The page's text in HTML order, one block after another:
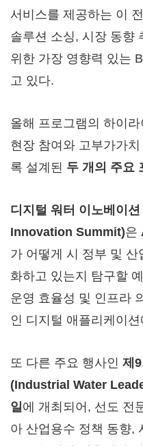
서비스를 제공하는 이
솔루션 소싱, 시장 동향
위한 가장 영향력 있는
고 있다.
올해 프로그램의 하이
현장 참여와 고부가가
록 설계된 두 개의 주요
디지털 워터 이노베이
Innovation Summit)은
가 어떻게 시 정부 및
화하고 있는지 탐구할
운영 효율성 및 인프라
인 디지털 애플리케이
또 다른 주요 행사인 제
(Industrial Water
일 에 개최되어, 선도 전
아 산업용수 정책 동향,